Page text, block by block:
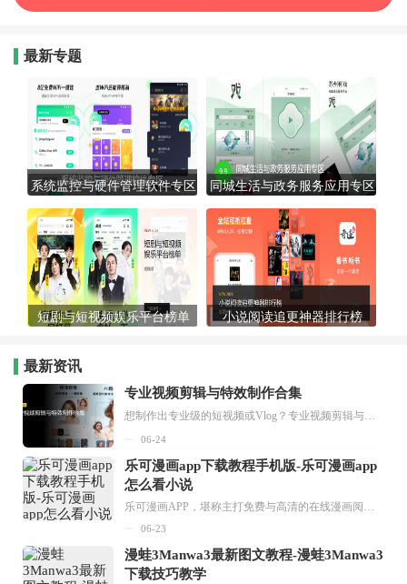
最新专题
系统监控与硬件管理软件专区 同城生活与政务服务应用专区
短剧与短视频娱乐平台榜单 小说阅读追更神器排行榜
最新资讯
专业视频剪辑与特效制作合集
想制作出专业级的短视频或Vlog？专业视频剪辑与特效制作大全专题为你提供了从剪辑、抠像到特效包装的全套解决方案。无论是添加炫酷的片头、进行精准的视频抠图，还是制...
06-24
乐可漫画app下载教程手机版-乐可漫画app
怎么看小说
乐可漫画APP，堪称主打免费与高清的在线漫画阅读神器。其官方版提供海量完整版漫画资源，无论是国内漫画，还是日漫、韩漫、台漫、美漫等国外漫画，应有尽有，随时供你阅读。只需轻点一下，便能直接进入阅读界面。不仅如此，乐可漫画最新版本更新速度极快，在这里，你总能抢先看到全网一手漫画章节内容！...
06-23
漫蛙3Manwa3最新图文教程-漫蛙3Manwa3
下载技巧教学